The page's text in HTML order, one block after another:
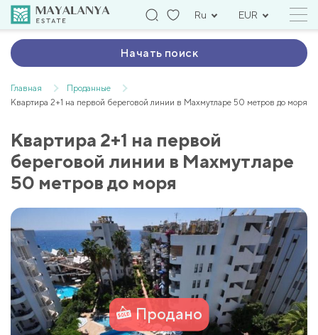
Ru EUR
Начать поиск
Главная
Проданные
Квартира 2+1 на первой береговой линии в Махмутларе 50 метров до моря
Квартира 2+1 на первой
береговой линии в Махмутларе
50 метров до моря
Продано